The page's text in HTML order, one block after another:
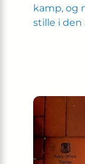
kamp, og
stille i den